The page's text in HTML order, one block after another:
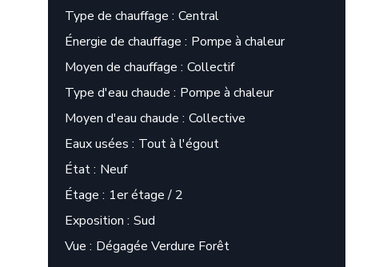
Type de chauffage Central
Énergie de chauffage
Pompe à chaleur
Moyen de chauffage Collectif
Type d'eau chaude
Pompe à chaleur
Moyen d'eau chaude Collective
Eaux usées
Tout à l'égout
État Neuf
Étage
1er étage / 2
Exposition Sud
Vue
Dégagée Verdure Forêt